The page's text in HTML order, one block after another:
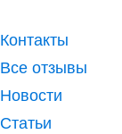
Контакты
Все отзывы
Новости
Статьи